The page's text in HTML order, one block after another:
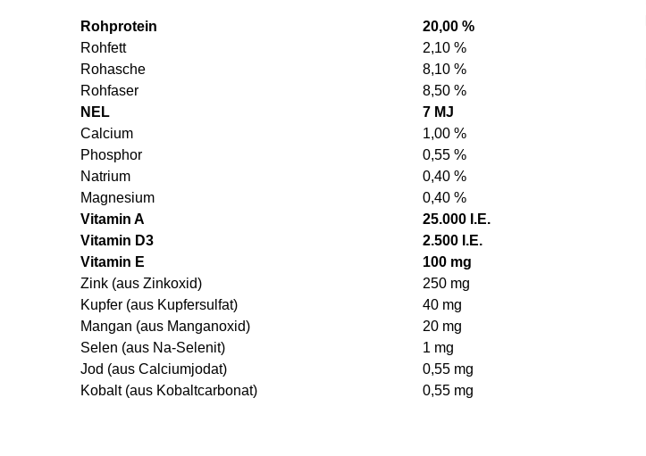
Rohprotein
20,00 %
Rohfett
2,10 %
Rohasche
8,10 %
Rohfaser
8,50 %
NEL
7 MJ
Calcium
1,00 %
Phosphor
0,55 %
Natrium
0,40 %
Magnesium
0,40 %
Vitamin A
25.000 I.E.
Vitamin D3
2.500 I.E.
Vitamin E
100 mg
Zink (aus Zinkoxid)
250 mg
Kupfer (aus Kupfersulfat)
40 mg
Mangan (aus Manganoxid)
20 mg
Selen (aus Na-Selenit)
1 mg
Jod (aus Calciumjodat)
0,55 mg
Kobalt (aus Kobaltcarbonat)
0,55 mg